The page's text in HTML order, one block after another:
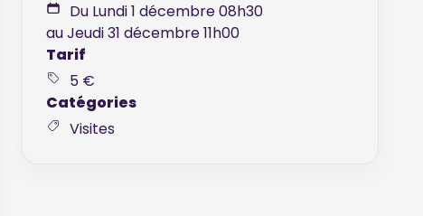
Du Lundi 1 décembre 08h30
au Jeudi 31 décembre 11h00
Tarif
5 €
Catégories
Visites